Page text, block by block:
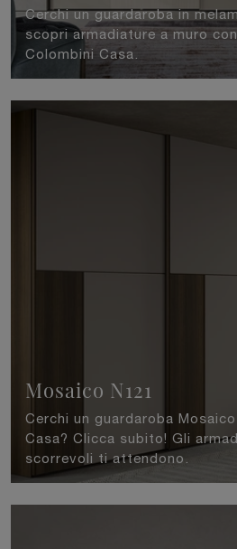
Cerchi un guardaroba in
scopri armadiature a muro
Colombini Casa.
Mosaico N121
Cerchi un guardaroba
Casa? Clicca subito! Gli
scorrevoli ti attendono.